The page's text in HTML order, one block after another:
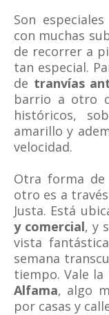
Son
con muchas
de recorrer a
tan especial.
de tranvías
barrio a otro
históricos,
amarillo y
velocidad.
Otra forma
otro es a
Justa. Está
y comercial, y
vista
semana
tiempo. Vale
Alfama, algo
por casas y